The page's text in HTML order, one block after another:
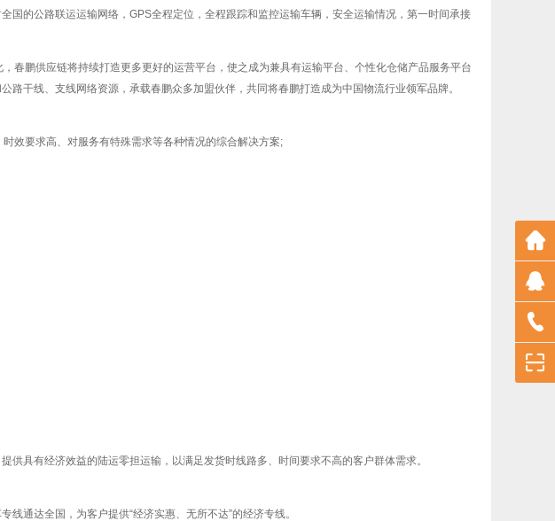
国的公路联运运输网络，GPS全程定位，全程跟踪和监控运输车辆，安全运输情况，第一时间承接
春鹏供应链将持续打造更多更好的运营平台，使之成为兼具有运输平台、个性化仓储产品服务平台
路干线、支线网络资源，承载春鹏众多加盟伙伴，共同将春鹏打造成为中国物流行业领军品牌。
效要求高、对服务有特殊需求等各种情况的综合解决方案;
供具有经济效益的陆运零担运输，以满足发货时线路多、时间要求不高的客户群体需求。
通达全国，为客户提供“经济实惠、无所不达”的经济专线。